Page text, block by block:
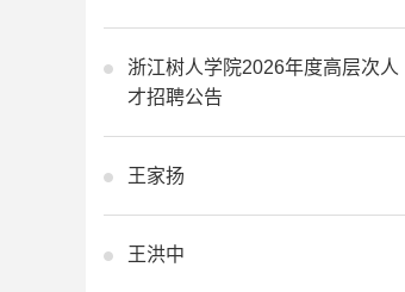
浙江树人学院2026年度高层次人
才招聘公告
王家扬
王洪中